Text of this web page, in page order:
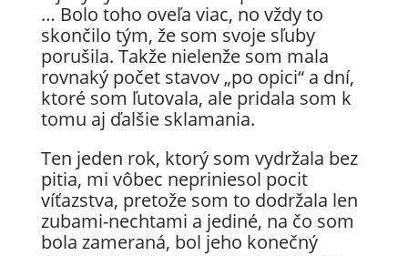
… Bolo toho oveľa viac, no vždy to
skončilo tým, že som svoje sľuby
porušila. Takže nielenže som mala
rovnaký počet stavov „po opici“ a dní,
ktoré som ľutovala, ale pridala som k
tomu aj ďalšie sklamania.
Ten jeden rok, ktorý som vydržala bez
pitia, mi vôbec nepriniesol pocit
víťazstva, pretože som to dodržala len
zubami-nechtami a jediné, na čo som
bola zameraná, bol jeho konečný